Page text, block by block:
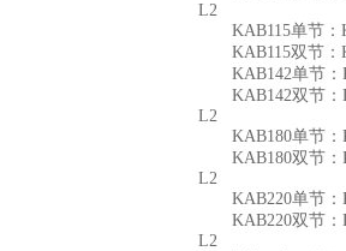
L2
KAB115单节：
KAB115双节：
KAB142单节：
KAB142双节：
L2
KAB180单节：
KAB180双节：
L2
KAB220单节：
KAB220双节：
L2